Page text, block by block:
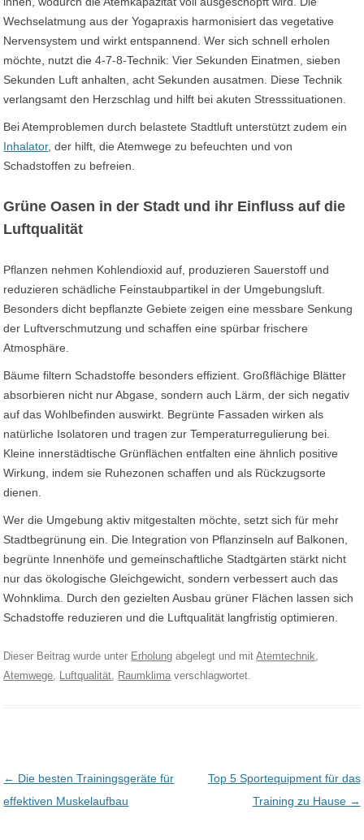
Wechselatmung aus der Yogapraxis harmonisiert das vegetative
Nervensystem und wirkt entspannend. Wer sich schnell erholen
möchte, nutzt die 4-7-8-Technik: Vier Sekunden Einatmen, sieben
Sekunden Luft anhalten, acht Sekunden ausatmen. Diese Technik
verlangsamt den Herzschlag und hilft bei akuten Stresssituationen.
Bei Atemproblemen durch belastete Stadtluft unterstützt zudem ein
Inhalator, der hilft, die Atemwege zu befeuchten und von
Schadstoffen zu befreien.
Grüne Oasen in der Stadt und ihr Einfluss auf die
Luftqualität
Pflanzen nehmen Kohlendioxid auf, produzieren Sauerstoff und
reduzieren schädliche Feinstaubpartikel in der Umgebungsluft.
Besonders dicht bepflanzte Gebiete zeigen eine messbare Senkung
der Luftverschmutzung und schaffen eine spürbar frischere
Atmosphäre.
Bäume filtern Schadstoffe besonders effizient. Großflächige Blätter
absorbieren nicht nur Abgase, sondern auch Lärm, der sich negativ
auf das Wohlbefinden auswirkt. Begrünte Fassaden wirken als
natürliche Isolatoren und tragen zur Temperaturregulierung bei.
Kleine innerstädtische Grünflächen entfalten eine ähnlich positive
Wirkung, indem sie Ruhezonen schaffen und als Rückzugsorte
dienen.
Wer die Umgebung aktiv mitgestalten möchte, setzt sich für mehr
Stadtbegrünung ein. Die Integration von Pflanzinseln auf Balkonen,
begrünte Innenhöfe und gemeinschaftliche Stadtgärten stärkt nicht
nur das ökologische Gleichgewicht, sondern verbessert auch das
Wohnklima. Durch den gezielten Ausbau grüner Flächen lassen sich
Schadstoffe reduzieren und die Luftqualität langfristig optimieren.
Dieser Beitrag wurde unter Erholung abgelegt und mitAtemtechnik,
Atemwege, Luftqualität, Raumklima verschlagwortet.
Post navigation
← Die besten Trainingsgeräte für
effektiven Muskelaufbau
Top 5 Sportequipment für das
Training zu Hause →